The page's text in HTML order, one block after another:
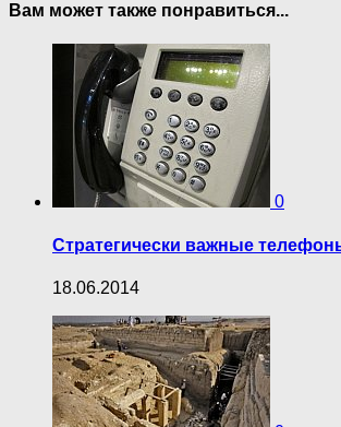
Вам может также понравиться...
0
Стратегически важные
18.06.2014